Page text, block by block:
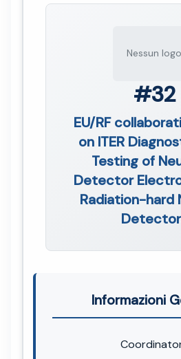
Nessun logo
#32
EU/RF
on ITER
Testing of
Detector
Radiation-hard
Informazioni